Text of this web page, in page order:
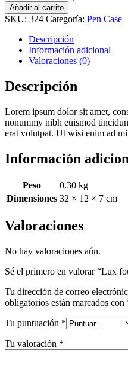
Añadir al carrito
SKU: 324 Categoría: Pen Case
Descripción
Información adicional
Valoraciones (0)
Descripción
Lorem ipsum dolor sit amet,
nonummy nibh euismod
erat volutpat. Ut wisi enim ad
Información
Peso
0.30 kg
Dimensiones 32 × 12 × 7 cm
Valoraciones
No hay valoraciones aún.
Sé el primero en valorar “Lux
Tu dirección de correo
obligatorios están marcados con
Tu puntuación *
Tu valoración *